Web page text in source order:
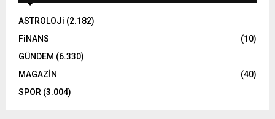
ASTROLOJi (2.182)
FiNANS
(10)
GÜNDEM (6.330)
MAGAZİN
(40)
SPOR (3.004)